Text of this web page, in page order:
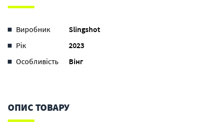
Виробник
Slingshot
Рік
2023
Особливість
Вінг
ОПИС ТОВАРУ